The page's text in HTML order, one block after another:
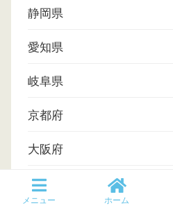
静岡県
愛知県
岐阜県
京都府
大阪府
奈良県
メニュー ホーム